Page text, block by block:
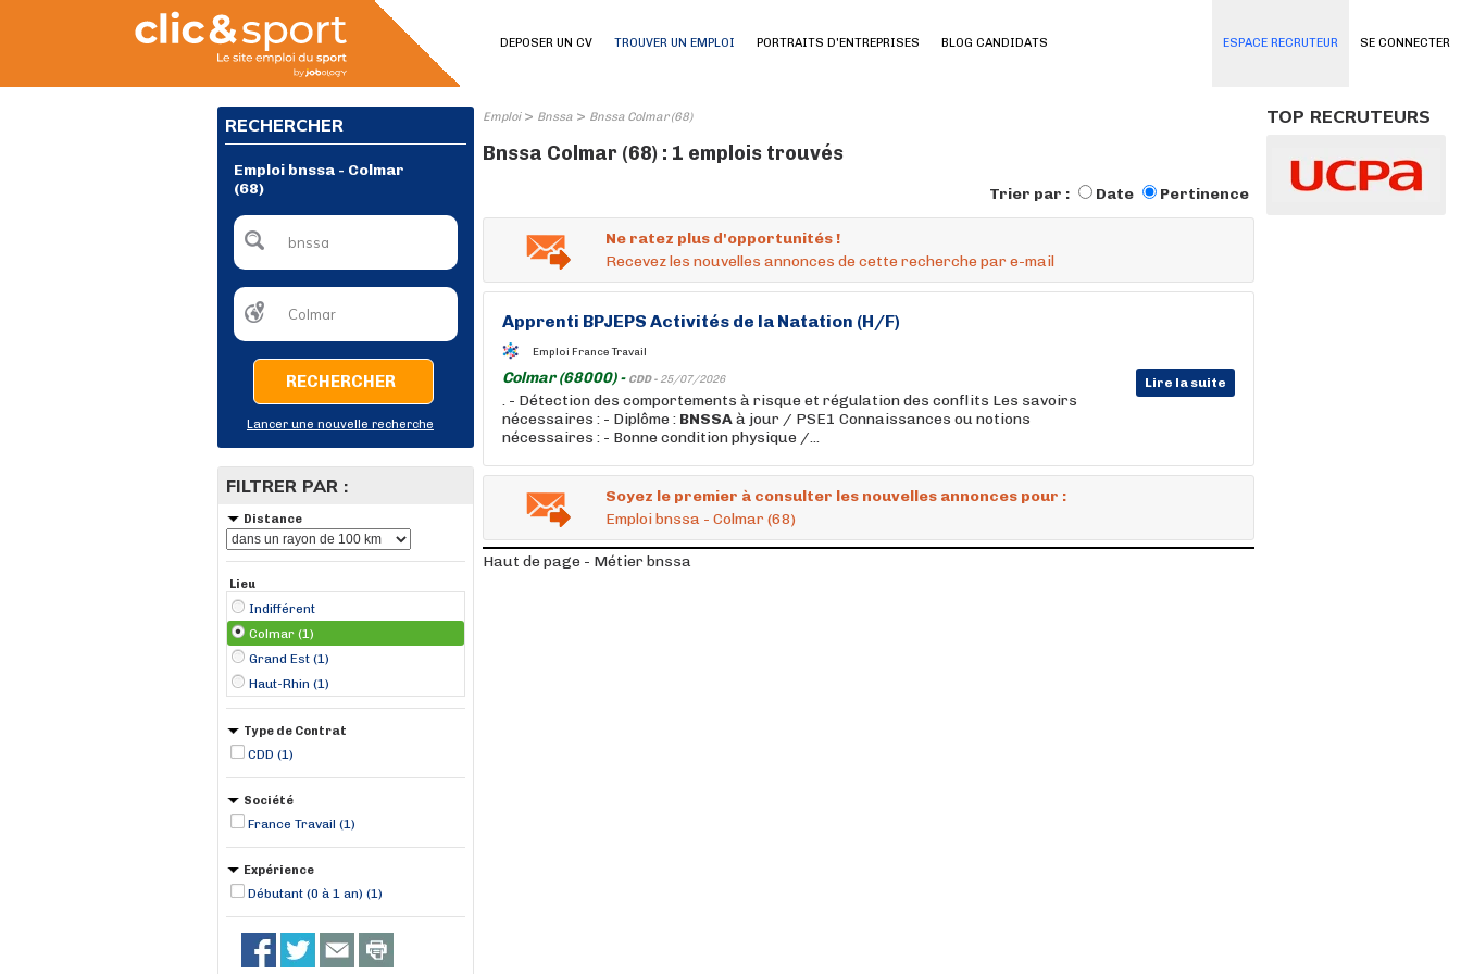
SE CONNECTER
DEPOSER UN CV TROUVER UN EMPLOI PORTRAITS D'ENTREPRISES BLOG CANDIDATS ESPACE RECRUTEUR
RECHERCHER
Emploi bnssa - Colmar
(68)
RECHERCHER
Lancer une nouvelle recherche
FILTRER PAR :
Distance
Lieu
Indifférent
Colmar (1)
Grand Est (1)
Haut-Rhin (1)
Type de Contrat
CDD (1)
Société
France Travail (1)
Expérience
Débutant (0 à 1 an) (1)
Emploi> Bnssa > Bnssa Colmar (68)
Bnssa Colmar (68) : 1 emplois trouvés
Trier par : Date Pertinence
Ne ratez plus d'opportunités !
Recevez les nouvelles annonces de cette recherche par e-mail
Apprenti BPJEPS Activités de la Natation (H/F)
Emploi France Travail
Colmar (68000) - CDD - 25/07/2026 Lire la suite
. - Détection des comportements à risque et régulation des conflits Les savoirs
nécessaires : - Diplôme : BNSSAà jour / PSE1 Connaissances ou notions
nécessaires : - Bonne condition physique /...
Soyez le premier à consulter les nouvelles annonces pour :
Emploi bnssa - Colmar (68)
Haut de page - Métier bnssa
TOP RECRUTEURS